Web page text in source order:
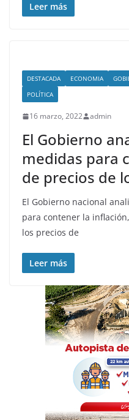
Leer más
DESTACADA ECONOMIA
POLÍTICA
16 marzo, 2022 admin
El Gobierno
medidas para
de precios de
El Gobierno nacional
para contener la
los precios de
Leer más